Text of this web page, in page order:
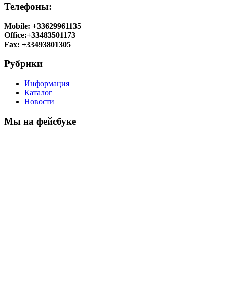
Телефоны:
Mobile: +33629961135
Office:+33483501173
Fax: +33493801305
Рубрики
Информация
Каталог
Новости
Мы на фейсбуке